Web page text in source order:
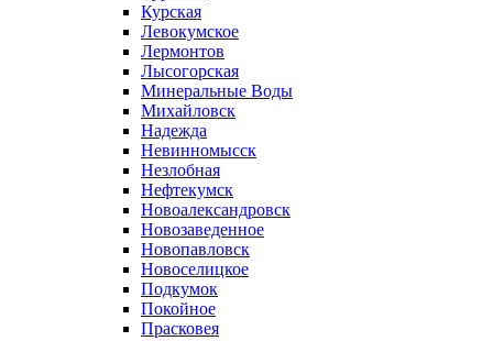
Курская
Левокумское
Лермонтов
Лысогорская
Минеральные Воды
Михайловск
Надежда
Невинномысск
Незлобная
Нефтекумск
Новоалександровск
Новозаведенное
Новопавловск
Новоселицкое
Подкумок
Покойное
Прасковея